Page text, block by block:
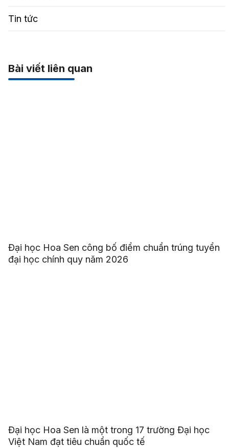
Tin tức
Bài viết liên quan
Đại học Hoa Sen công bố điểm chuẩn trúng tuyển
đại học chính quy năm 2026
Đại học Hoa Sen là một trong 17 trường Đại học
Việt Nam đạt tiêu chuẩn quốc tế